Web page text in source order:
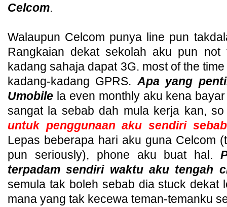
Celcom.
Walaupun Celcom punya line pun
Rangkaian dekat sekolah aku pun not
kadang sahaja dapat 3G. most of the
kadang-kadang GPRS. Apa yang
Umobile la even monthly aku kena
sangat la sebab dah mula kerja kan, so
untuk penggunaan aku sendiri
Lepas beberapa hari aku guna Celcom
pun seriously), phone aku buat hal.
terpadam sendiri waktu aku tengah
semula tak boleh sebab dia stuck dekat
mana yang tak kecewa teman-temanku